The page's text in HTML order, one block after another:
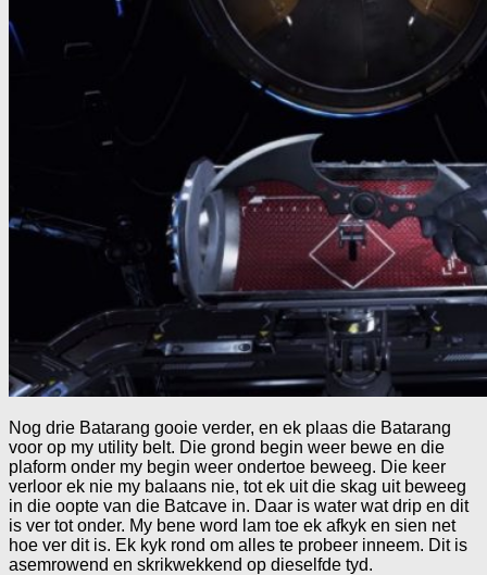
Nog drie Batarang gooie verder, en ek plaas die Batarang
voor op my utility belt. Die grond begin weer bewe en die
plaform onder my begin weer ondertoe beweeg. Die keer
verloor ek nie my balaans nie, tot ek uit die skag uit beweeg
in die oopte van die Batcave in. Daar is water wat drip en dit
is ver tot onder. My bene word lam toe ek afkyk en sien net
hoe ver dit is. Ek kyk rond om alles te probeer inneem. Dit is
asemrowend en skrikwekkend op dieselfde tyd.